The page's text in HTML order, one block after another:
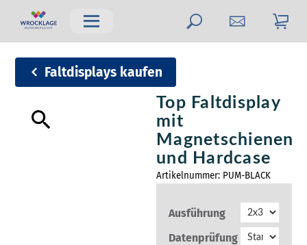
Faltdisplays kaufen
Top Faltdisplay
mit
Magnetschienen
und Hardcase
Artikelnummer: PUM-BLACK
Ausführung
Datenprüfung